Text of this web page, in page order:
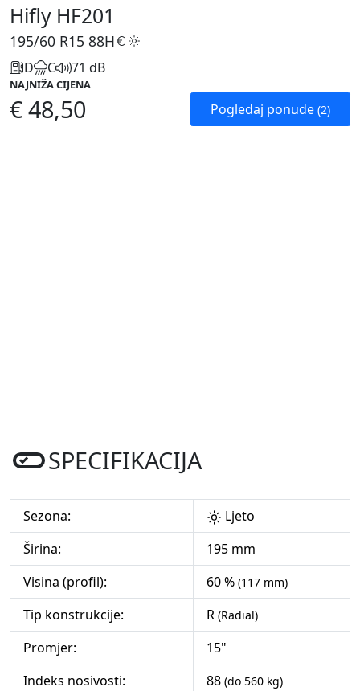
Hifly HF201
195/60 R15 88H
D C 71 dB
NAJNIŽA CIJENA
€ 48,50 Pogledaj ponude (2)
SPECIFIKACIJA
Sezona:
Ljeto
Širina:
195 mm
Visina (profil):
60 % (117 mm)
Tip konstrukcije: R (Radial)
Promjer:
15"
Indeks nosivosti:
88 (do 560 kg)